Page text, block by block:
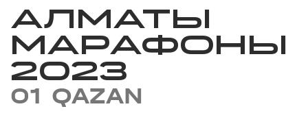
АЛМАТЫ
МАРАФОНЫ
2023
01 QAZAN